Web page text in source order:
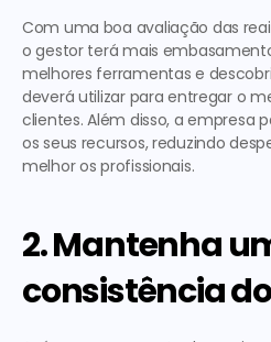
Com uma boa avaliação das
o gestor terá mais
melhores ferramentas e
deverá utilizar para entregar o
clientes. Além disso, a empresa
os seus recursos, reduzindo
melhor os profissionais.
2. Mantenha
consistência